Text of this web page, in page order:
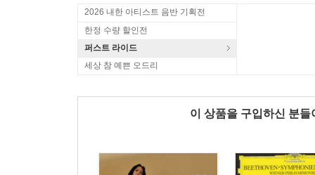
2026 내한 아티스트 음반 기획전
한정 수량 할인전
퍼스트 라이드
세상 참 예쁜 오드리
이 상품을 구입하신 분